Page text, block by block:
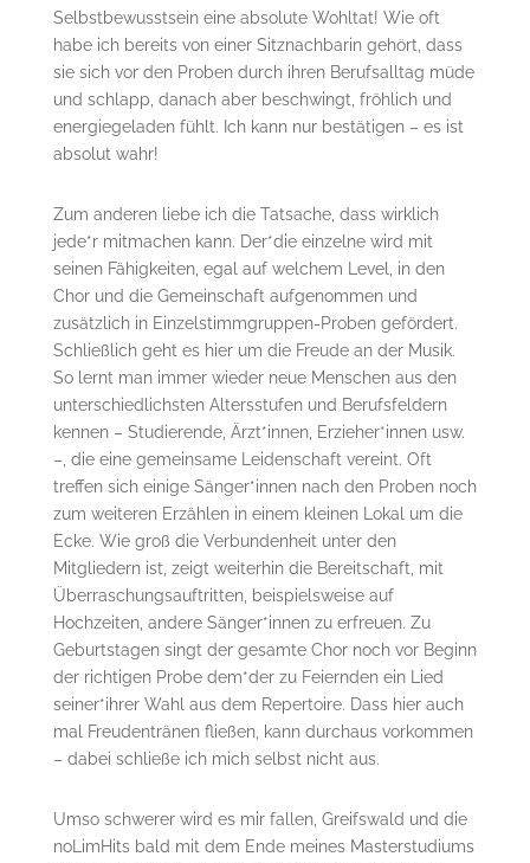
Selbstbewusstsein eine absolute Wohltat! Wie oft
habe ich bereits von einer Sitznachbarin gehört, dass
sie sich vor den Proben durch ihren Berufsalltag müde
und schlapp, danach aber beschwingt, fröhlich und
energiegeladen fühlt. Ich kann nur bestätigen – es ist
absolut wahr!
Zum anderen liebe ich die Tatsache, dass wirklich
jede*r mitmachen kann. Der*die einzelne wird mit
seinen Fähigkeiten, egal auf welchem Level, in den
Chor und die Gemeinschaft aufgenommen und
zusätzlich in Einzelstimmgruppen-Proben gefördert.
Schließlich geht es hier um die Freude an der Musik.
So lernt man immer wieder neue Menschen aus den
unterschiedlichsten Altersstufen und Berufsfeldern
kennen – Studierende, Ärzt*innen, Erzieher*innen usw.
–, die eine gemeinsame Leidenschaft vereint. Oft
treffen sich einige Sänger*innen nach den Proben noch
zum weiteren Erzählen in einem kleinen Lokal um die
Ecke. Wie groß die Verbundenheit unter den
Mitgliedern ist, zeigt weiterhin die Bereitschaft, mit
Überraschungsauftritten, beispielsweise auf
Hochzeiten, andere Sänger*innen zu erfreuen. Zu
Geburtstagen singt der gesamte Chor noch vor Beginn
der richtigen Probe dem*der zu Feiernden ein Lied
seiner*ihrer Wahl aus dem Repertoire. Dass hier auch
mal Freudentränen fließen, kann durchaus vorkommen
– dabei schließe ich mich selbst nicht aus.
Umso schwerer wird es mir fallen, Greifswald und die
noLimHits bald mit dem Ende meines Masterstudiums